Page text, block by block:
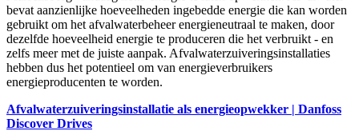
bevat aanzienlijke hoeveelheden ingebedde energie die kan worden
gebruikt om het afvalwaterbeheer energieneutraal te maken, door
dezelfde hoeveelheid energie te produceren die het verbruikt - en
zelfs meer met de juiste aanpak. Afvalwaterzuiveringsinstallaties
hebben dus het potentieel om van energieverbruikers
energieproducenten te worden.
Afvalwaterzuiveringsinstallatie als energieopwekker | Danfoss
Discover Drives